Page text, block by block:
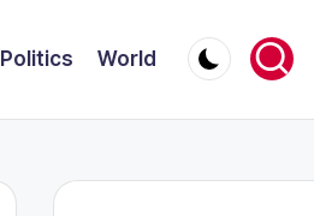
Politics World